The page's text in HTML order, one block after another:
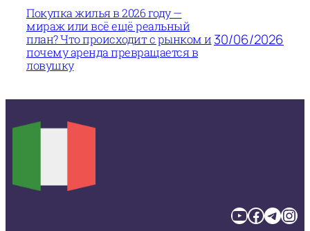
Покупка жилья в 2026 году —
мираж или всё ещё реальный
план? Что происходит с рынком и
почему аренда превращается в
ловушку
30/06/2026
YouTube Facebook TelegramInstagram